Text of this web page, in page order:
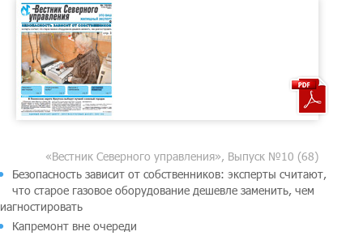
«Вестник Северного управления», Выпуск №10 (68)
Безопасность зависит от собственников: эксперты считают,
что старое газовое оборудование дешевле заменить, чем
Капремонт вне очереди